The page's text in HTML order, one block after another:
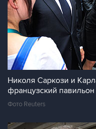
Николя Саркози и
французский
Фото Reuters